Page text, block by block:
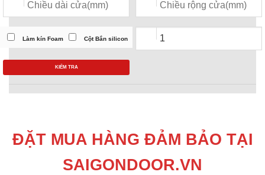
Làm kín Foam Cột Bắn silicon
KIỂM TRA
ĐẶT MUA HÀNG ĐẢM BẢO TẠI
SAIGONDOOR.VN